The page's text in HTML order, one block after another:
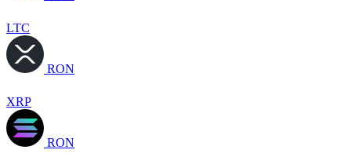
LTC
RON
XRP
RON